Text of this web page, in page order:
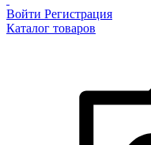
Войти Регистрация
Каталог товаров